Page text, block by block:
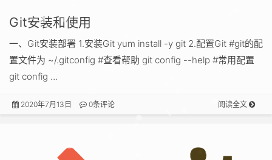
Git安装和使用
一、Git安装部署 1.安装Git yum install -y git 2.配置Git #git的配
置文件为 ~/.gitconfig #查看帮助 git config --help #常用配置
git config …
2020年7月13日 0条评论 阅读全文